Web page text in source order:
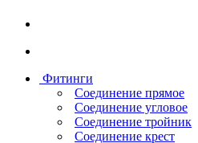
Фитинги
Соединение прямое
Соединение угловое
Соединение тройник
Соединение крест